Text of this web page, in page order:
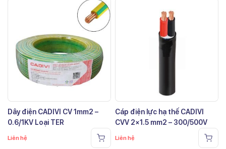
Dây điện CADIVI CV 1mm2 –
0.6/1KV Loại TER
Liên hệ
Cáp điện lực hạ thế CADIVI
CVV 2×1.5 mm2 – 300/500V
Liên hệ